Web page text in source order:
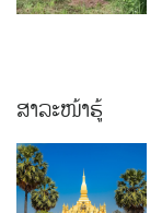
ສາລະໜ້າຮູ້